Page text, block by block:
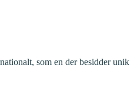
som en der besidder unik